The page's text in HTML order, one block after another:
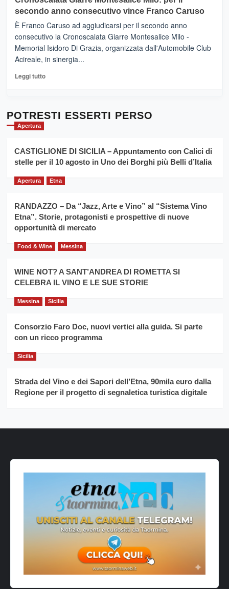
sapori
vicoli
medievali
Mondello
(Palermo)
–
“E
adesso
Pasta
–
Sicilia
l’
evento
la
filiera
grano
secondo anno consecutivo vince Franco Caruso
È Franco Caruso ad aggiudicarsi per il secondo anno
consecutivo la Cronoscalata Giarre Montesalice Milo -
Memorial Isidoro Di Grazia, organizzata dall'Automobile Club
Acireale, in sinergia...
Leggi tuttoLeggi
Cronoscalata
per
il
anno
Franco
Caruso
POTRESTI ESSERTI PERSO
Apertura
CASTIGLIONE DI SICILIA – Appuntamento con Calici di
stelle per il 10 agosto in Uno dei Borghi più Belli d’Italia
Apertura Etna
RANDAZZO – Da “Jazz, Arte e Vino” al “Sistema Vino
Etna”. Storie, protagonisti e prospettive di nuove
opportunità di mercato
Food & Wine Messina
WINE NOT? A SANT’ANDREA DI ROMETTA SI
CELEBRA IL VINO E LE SUE STORIE
Messina Sicilia
Consorzio Faro Doc, nuovi vertici alla guida. Si parte
con un ricco programma
Sicilia
Strada del Vino e dei Sapori dell’Etna, 90mila euro dalla
Regione per il progetto di segnaletica turistica digitale